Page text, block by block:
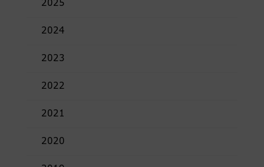
2025
2024
2023
2022
2021
2020